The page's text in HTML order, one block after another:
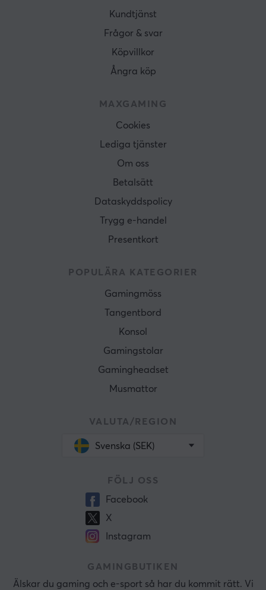
Kundtjänst
Frågor & svar
Köpvillkor
Ångra köp
MAXGAMING
Cookies
Lediga tjänster
Om oss
Betalsätt
Dataskyddspolicy
Trygg e-handel
Presentkort
POPULÄRA KATEGORIER
Gamingmöss
Tangentbord
Konsol
Gamingstolar
Gamingheadset
Musmattor
VALUTA/REGION
Svenska (SEK)
FÖLJ OSS
Facebook
X
Instagram
GAMINGBUTIKEN
Älskar du gaming och e-sport så har du kommit rätt. Vi